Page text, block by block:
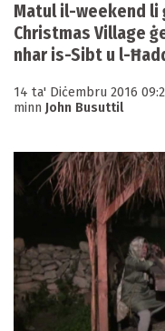
Matul il-weekend
Christmas Village
nhar is-Sibt u l-
14 ta' Diċembru 2016
minn John Busuttil